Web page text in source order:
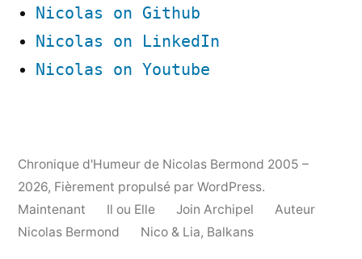
Nicolas on Github
Nicolas on LinkedIn
Nicolas on Youtube
Chronique d'Humeur de Nicolas Bermond 2005 –
2026, Fièrement propulsé par WordPress.
Maintenant
Il ou Elle Join Archipel
Auteur
Nicolas Bermond
Nico & Lia, Balkans